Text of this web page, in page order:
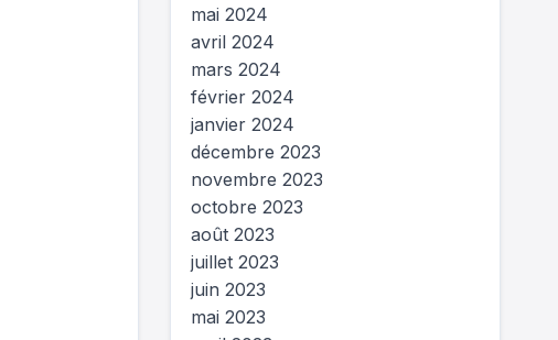
mai 2024
avril 2024
mars 2024
février 2024
janvier 2024
décembre 2023
novembre 2023
octobre 2023
août 2023
juillet 2023
juin 2023
mai 2023